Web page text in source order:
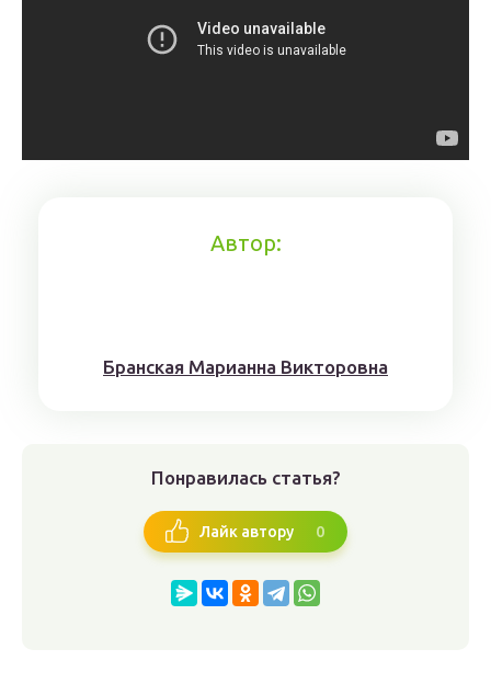
Автор:
Брaнскaя Мaрианнa Виктoрoвна
Понравилась статья?
Лайк автору 0